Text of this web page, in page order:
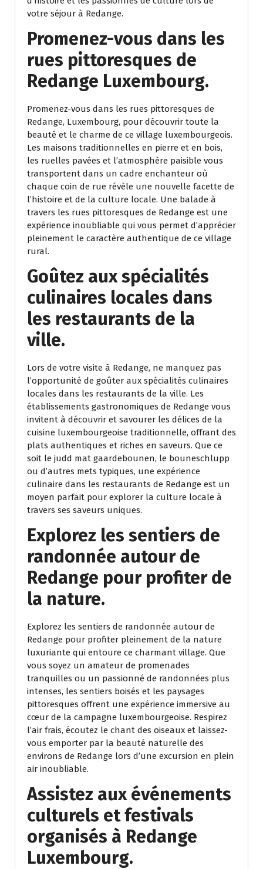
votre séjour à Redange.
Promenez-vous dans les
rues pittoresques de
Redange Luxembourg.
Promenez-vous dans les rues pittoresques de
Redange, Luxembourg, pour découvrir toute la
beauté et le charme de ce village luxembourgeois.
Les maisons traditionnelles en pierre et en bois,
les ruelles pavées et l’atmosphère paisible vous
transportent dans un cadre enchanteur où
chaque coin de rue révèle une nouvelle facette de
l’histoire et de la culture locale. Une balade à
travers les rues pittoresques de Redange est une
expérience inoubliable qui vous permet d’apprécier
pleinement le caractère authentique de ce village
rural.
Goûtez aux spécialités
culinaires locales dans
les restaurants de la
ville.
Lors de votre visite à Redange, ne manquez pas
l’opportunité de goûter aux spécialités culinaires
locales dans les restaurants de la ville. Les
établissements gastronomiques de Redange vous
invitent à découvrir et savourer les délices de la
cuisine luxembourgeoise traditionnelle, offrant des
plats authentiques et riches en saveurs. Que ce
soit le judd mat gaardebounen, le bouneschlupp
ou d’autres mets typiques, une expérience
culinaire dans les restaurants de Redange est un
moyen parfait pour explorer la culture locale à
travers ses saveurs uniques.
Explorez les sentiers de
randonnée autour de
Redange pour profiter de
la nature.
Explorez les sentiers de randonnée autour de
Redange pour profiter pleinement de la nature
luxuriante qui entoure ce charmant village. Que
vous soyez un amateur de promenades
tranquilles ou un passionné de randonnées plus
intenses, les sentiers boisés et les paysages
pittoresques offrent une expérience immersive au
cœur de la campagne luxembourgeoise. Respirez
l’air frais, écoutez le chant des oiseaux et laissez-
vous emporter par la beauté naturelle des
environs de Redange lors d’une excursion en plein
air inoubliable.
Assistez aux événements
culturels et festivals
organisés à Redange
Luxembourg.